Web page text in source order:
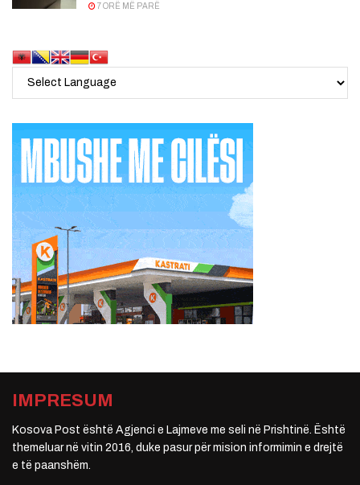
7 ORË MË PARË
IMPRESUM
Kosova Post është Agjenci e Lajmeve me seli në Prishtinë. Është
themeluar në vitin 2016, duke pasur për mision informimin e drejtë
e të paanshëm.